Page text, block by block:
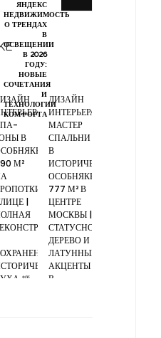
ЯНДЕКС
НЕДВИЖИМОСТЬ
О ТРЕНДАХ
В
ОСВЕЩЕНИИ
В 2026
ГОДУ:
НОВЫЕ
СОЧЕТАНИЯ
И
ТЕХНОЛОГИИ
КОМФОРТА
В
М²
|
🛀
ДИЗАЙН
ИНТЕРЬЕРА
МАСТЕР
СПАЛЬНИ
В
ИСТОРИЧЕСКОМ
ОСОБНЯКЕ
777 М² В
ЦЕНТРЕ
МОСКВЫ |
СТАТУСНОЕ
ДЕРЕВО И
ЛАТУННЫЕ
АКЦЕНТЫ
В